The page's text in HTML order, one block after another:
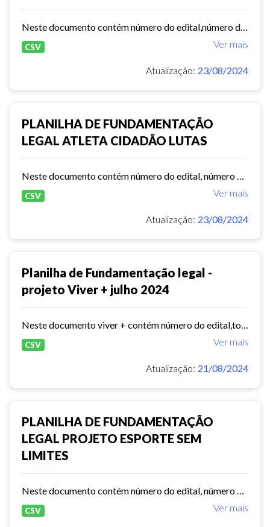
Ver mais
CSV
Atualização: 23/08/2024
PLANILHA DE FUNDAMENTAÇÃO
LEGAL ATLETA CIDADÃO LUTAS
Ver mais
CSV
Atualização: 23/08/2024
Planilha de Fundamentação legal -
projeto Viver + julho 2024
Ver mais
CSV
Atualização: 21/08/2024
PLANILHA DE FUNDAMENTAÇÃO
LEGAL PROJETO ESPORTE SEM
LIMITES
Ver mais
CSV